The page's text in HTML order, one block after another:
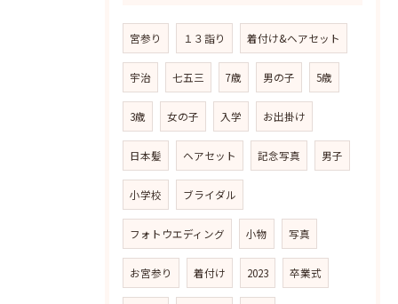
宮参り １３詣り 着付け&ヘアセット
宇治 七五三 7歳 男の子 5歳
3歳 女の子 入学 お出掛け
日本髪 ヘアセット 記念写真 男子
小学校 ブライダル
フォトウエディング 小物 写真
お宮参り 着付け 2023 卒業式